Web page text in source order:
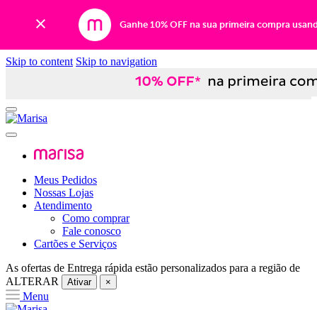
Ganhe 10% OFF na sua primeira compra
Skip to content Skip to navigation
Meus Pedidos
Nossas Lojas
Atendimento
Como comprar
Fale conosco
Cartões e Serviços
As ofertas de Entrega rápida estão personalizados para a região de
ALTERAR
Ativar ×
Menu